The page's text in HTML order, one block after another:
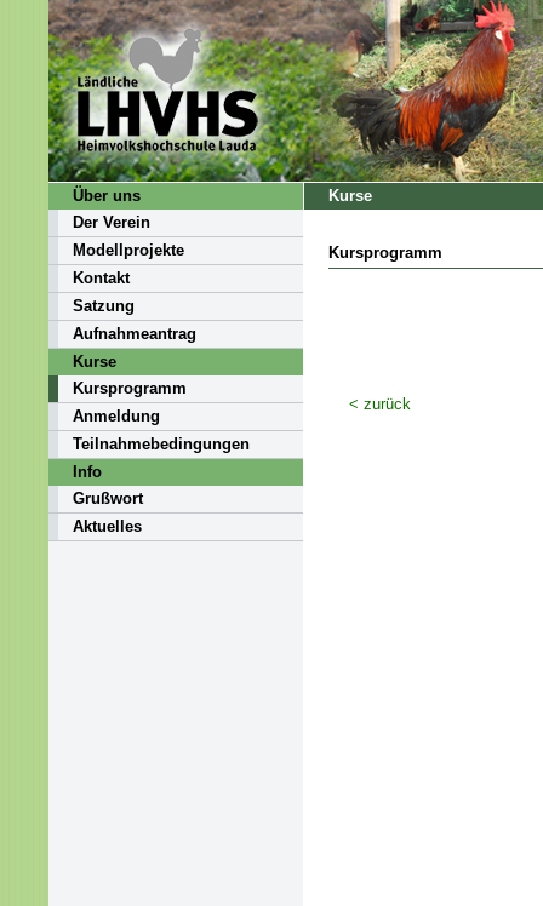
Über uns
Der Verein
Modellprojekte
Kontakt
Satzung
Aufnahmeantrag
Kurse
Kursprogramm
Anmeldung
Teilnahmebedingungen
Info
Grußwort
Aktuelles
Kurse
Kursprogramm
< zurück